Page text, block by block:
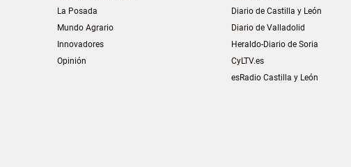
La Posada
Mundo Agrario
Innovadores
Opinión
Diario de Castilla y León
Diario de Valladolid
Heraldo-Diario de Soria
CyLTV.es
esRadio Castilla y León